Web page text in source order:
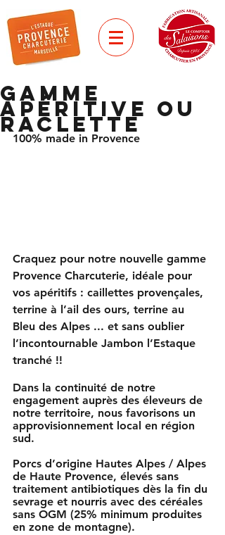
GAMME
APÉRITIVE OU
RACLETTE
100% made in Provence
Craquez pour notre nouvelle gamme
Provence Charcuterie, idéale pour
vos apéritifs : caillettes provençales,
terrine à l’ail des ours, terrine au
Bleu des Alpes ... et sans oublier
l’incontournable Jambon l’Estaque
tranché !!
Dans la continuité de notre
engagement auprès des éleveurs de
notre territoire, nous favorisons un
approvisionnement local en région
sud.
Porcs d’origine Hautes Alpes / Alpes
de Haute Provence, élevés sans
traitement antibiotiques dès la fin du
sevrage et nourris avec des céréales
sans OGM (25% minimum produites
en zone de montagne).